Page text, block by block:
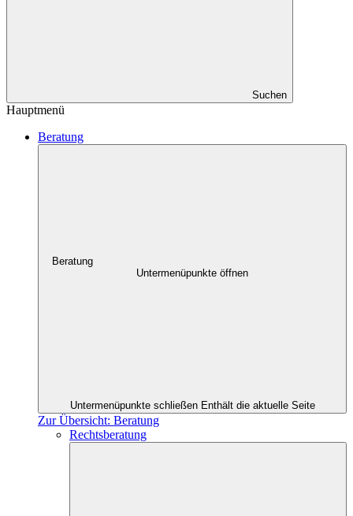
Suchen
Hauptmenü
Beratung
Beratung
Untermenüpunkte öffnen
Untermenüpunkte schließen Enthält die aktuelle Seite
Zur Übersicht: Beratung
Rechtsberatung